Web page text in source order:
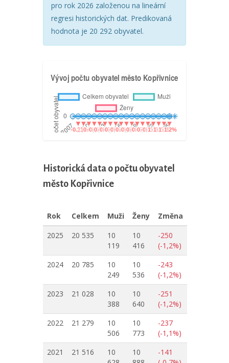
pro rok 2026 založenou na lineární
regresi historických dat. Predikovaná
hodnota je 20 292 obyvatel.
Historická data o počtu obyvatel
město Kopřivnice
Rok Celkem Muži Ženy
Změna
2025
20 535
10
119
10
416
-250
(-1,2%)
2024
20 785
10
249
10
536
-243
(-1,2%)
2023
21 028
10
388
10
640
-251
(-1,2%)
2022
21 279
10
506
10
773
-237
(-1,1%)
2021
21 516
10
10
-141